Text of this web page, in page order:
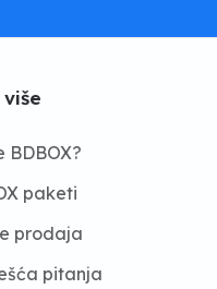
BDBOX?
paketi
prodaja
pitanja